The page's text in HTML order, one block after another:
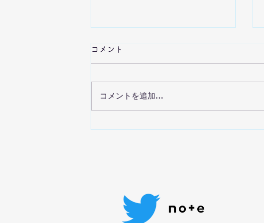
離婚の子どもへの影響：目次
とめました。 各ページ、３分く
らいで読める分量にしてありま
https://ypiyabugaki.wixsite.com
コメント
コメントを追加…